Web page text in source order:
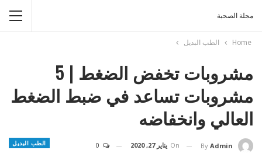
مجلة الصحبة
Home الطب البديل
مشروبات تخفض الضغط | 5
مشروبات تساعد في ضبط الضغط
العالي وانخفاضه
الطب البديل By Admin
On يناير 27, 2020